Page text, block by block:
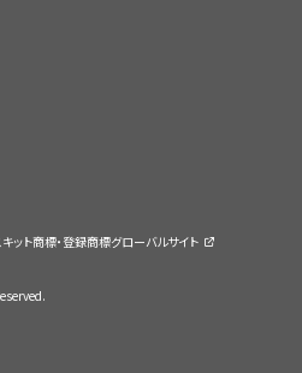
ット商標・登録商標グローバルサイト